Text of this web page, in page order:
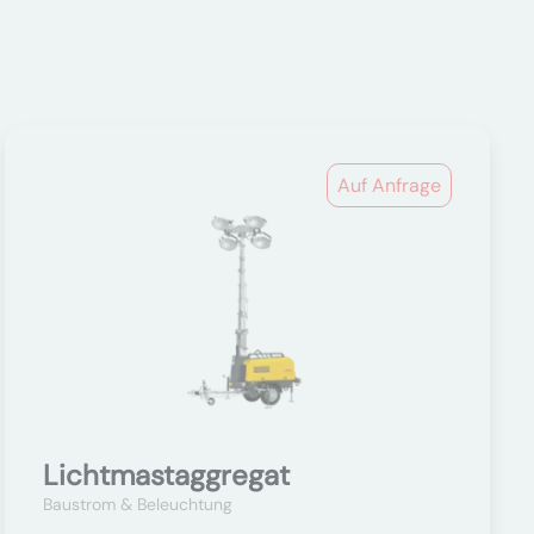
Auf Anfrage
Lichtmastaggregat
Baustrom & Beleuchtung